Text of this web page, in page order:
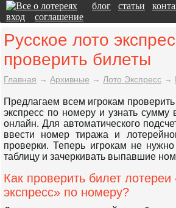
блог статьи
вход
соглашение
Русское лото
проверить билеты
Главная → Архивные → Лото Экспресс →
Предлагаем всем игрокам проверить
экспресс по номеру и узнать
онлайн. Для автоматического
ввести номер тиража и
проверки. Теперь игрокам не
таблицу и зачеркивать выпавшие
Как проверить билет лотереи
экспресс» по номеру?